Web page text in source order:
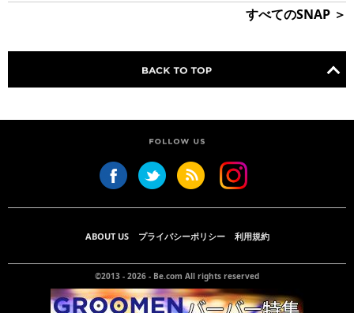
すべてのSNAP ＞
ABOUT US プライバシーポリシー 利用規約
©2013 - 2026 - Be.com All rights reserved